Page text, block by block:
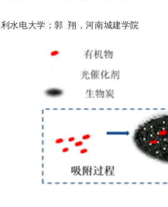
水电大学；郭翔 ，河南城建学院